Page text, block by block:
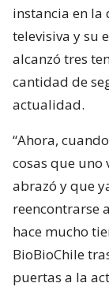
instancia en la
televisiva y su
alcanzó tres
cantidad de
actualidad.
“Ahora,
cosas que uno
abrazó y que
reencontrarse
hace mucho
BioBioChile
puertas a la